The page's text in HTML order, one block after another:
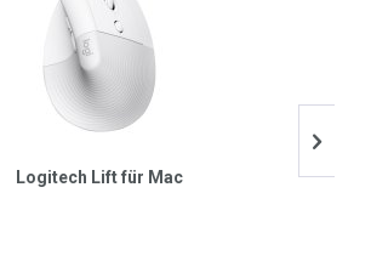
Logitech Lift für Mac